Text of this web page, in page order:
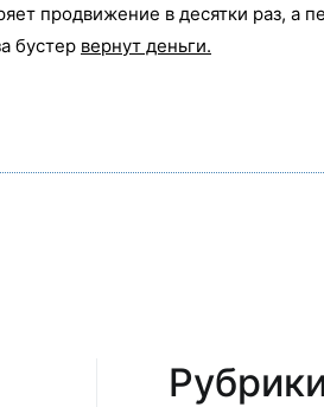
продвижение в десятки раз, а
бустер вернут деньги.